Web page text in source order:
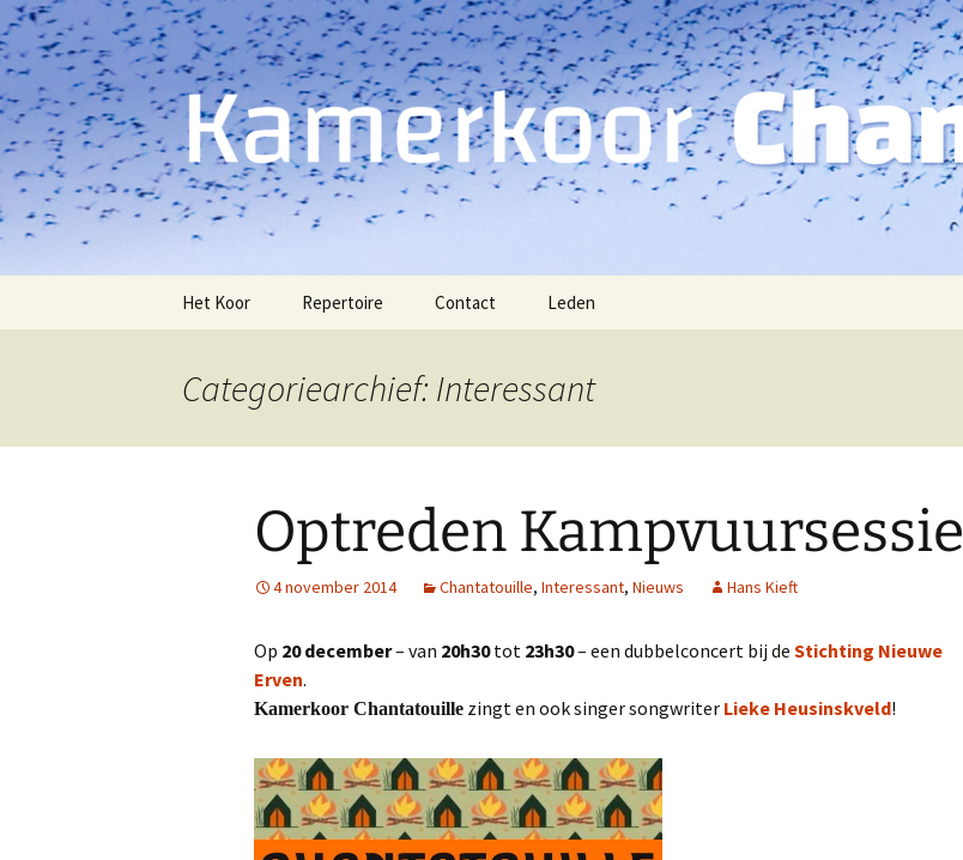
Het Koor Repertoire Contact Leden
Categoriearchief: Interessant
Optreden Kampvuursessie
4 november 2014 Chantatouille, Interessant, Nieuws Hans Kieft
Op 20 december– van 20h30tot 23h30– een dubbelconcert bij de Stichting Nieuwe
Erven.
Kamerkoor Chantatouille zingt en ook singer songwriter Lieke Heusinskveld!